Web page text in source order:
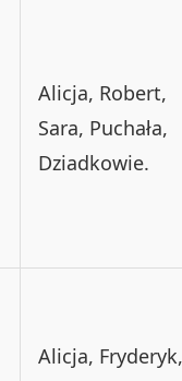
Alicja, Robert,
Sara, Puchała,
Dziadkowie.
Alicja, Fryderyk,